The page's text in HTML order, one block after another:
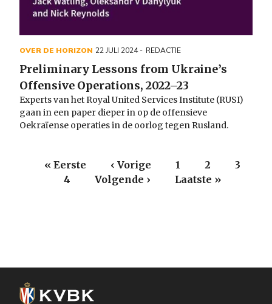
OVER DE HORIZON 22 JULI 2024 REDACTIE
Preliminary Lessons from Ukraine’s
Offensive Operations, 2022–23
Experts van het Royal United Services Institute (RUSI)
gaan in een paper dieper in op de offensieve
Oekraïense operaties in de oorlog tegen Rusland.
Paginering
Eerste
pagina
« Eerste
Vorige
pagina
‹ Vorige Page
1
Huidige
pagina
2 Page
3
Page
4
Volgende
Volgende ›
Laatste
Laatste »